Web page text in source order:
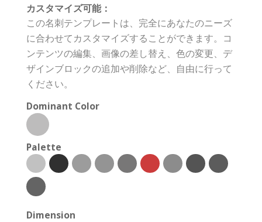
カスタマイズ可能：
この名刺テンプレートは、完全にあなたのニーズ
に合わせてカスタマイズすることができます。コ
ンテンツの編集、画像の差し替え、色の変更、デ
ザインブロックの追加や削除など、自由に行って
ください。
Dominant Color
Palette
Dimension